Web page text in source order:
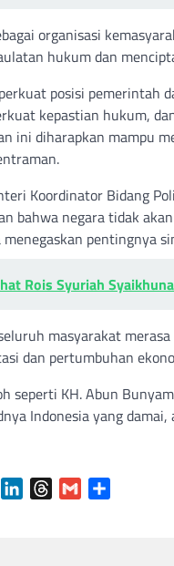
organisasi
hukum dan
posisi pemerintah
kepastian hukum,
ini diharapkan mampu
Koordinator Bidang
bahwa negara tidak
pentingnya
Rois Syuriah
masyarakat
dan pertumbuhan
seperti KH. Abun
Indonesia yang damai,
LinkedInThreads
Gmail